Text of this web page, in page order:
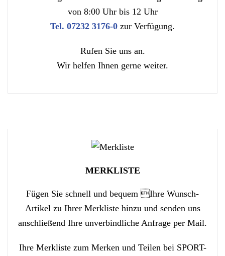
von 8:00 Uhr bis 12 Uhr
Tel. 07232 3176-0 zur Verfügung.
Rufen Sie uns an.
Wir helfen Ihnen gerne weiter.
MERKLISTE
Fügen Sie schnell und bequem Ihre Wunsch-
Artikel zu Ihrer Merkliste hinzu und senden uns
anschließend Ihre unverbindliche Anfrage per Mail.
Ihre Merkliste zum Merken und Teilen bei SPORT-